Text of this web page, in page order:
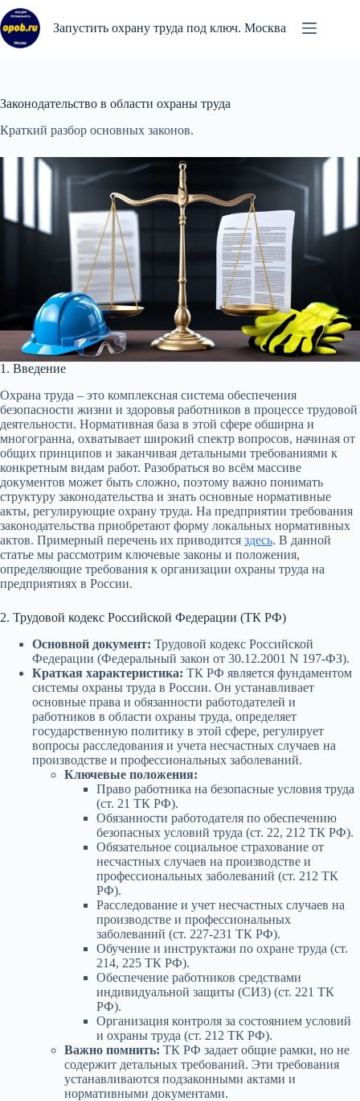
Перейти
к
сути
Запустить охрану труда под ключ. Москва
Законодательство в области охраны труда
Краткий разбор основных законов.
1. Введение
Охрана труда – это комплексная система обеспечения
безопасности жизни и здоровья работников в процессе трудовой
деятельности. Нормативная база в этой сфере обширна и
многогранна, охватывает широкий спектр вопросов, начиная от
общих принципов и заканчивая детальными требованиями к
конкретным видам работ. Разобраться во всём массиве
документов может быть сложно, поэтому важно понимать
структуру законодательства и знать основные нормативные
акты, регулирующие охрану труда. На предприятии требования
законодательства приобретают форму локальных нормативных
актов. Примерный перечень их приводится здесь. В данной
статье мы рассмотрим ключевые законы и положения,
определяющие требования к организации охраны труда на
предприятиях в России.
2. Трудовой кодекс Российской Федерации (ТК РФ)
Основной документ: Трудовой кодекс Российской
Федерации (Федеральный закон от 30.12.2001 N 197-ФЗ).
Краткая характеристика: ТК РФ является фундаментом
системы охраны труда в России. Он устанавливает
основные права и обязанности работодателей и
работников в области охраны труда, определяет
государственную политику в этой сфере, регулирует
вопросы расследования и учета несчастных случаев на
производстве и профессиональных заболеваний.
Ключевые положения:
Право работника на безопасные условия труда
(ст. 21 ТК РФ).
Обязанности работодателя по обеспечению
безопасных условий труда (ст. 22, 212 ТК РФ).
Обязательное социальное страхование от
несчастных случаев на производстве и
профессиональных заболеваний (ст. 212 ТК
РФ).
Расследование и учет несчастных случаев на
производстве и профессиональных
заболеваний (ст. 227-231 ТК РФ).
Обучение и инструктажи по охране труда (ст.
214, 225 ТК РФ).
Обеспечение работников средствами
индивидуальной защиты (СИЗ) (ст. 221 ТК
РФ).
Организация контроля за состоянием условий
и охраны труда (ст. 212 ТК РФ).
Важно помнить: ТК РФ задает общие рамки, но не
содержит детальных требований. Эти требования
устанавливаются подзаконными актами и
нормативными документами.